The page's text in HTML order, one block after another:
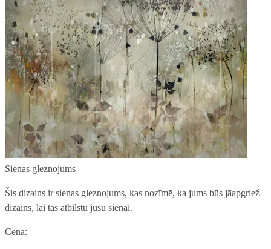
Sienas gleznojums
Šis dizains ir sienas gleznojums, kas nozīmē, ka jums būs jāapgriež
dizains, lai tas atbilstu jūsu sienai.
Cena: